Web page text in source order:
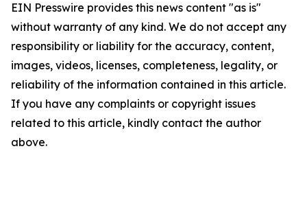
EIN Presswire provides this news content "as is"
without warranty of any kind. We do not accept any
responsibility or liability for the accuracy, content,
images, videos, licenses, completeness, legality, or
reliability of the information contained in this article.
If you have any complaints or copyright issues
related to this article, kindly contact the author
above.